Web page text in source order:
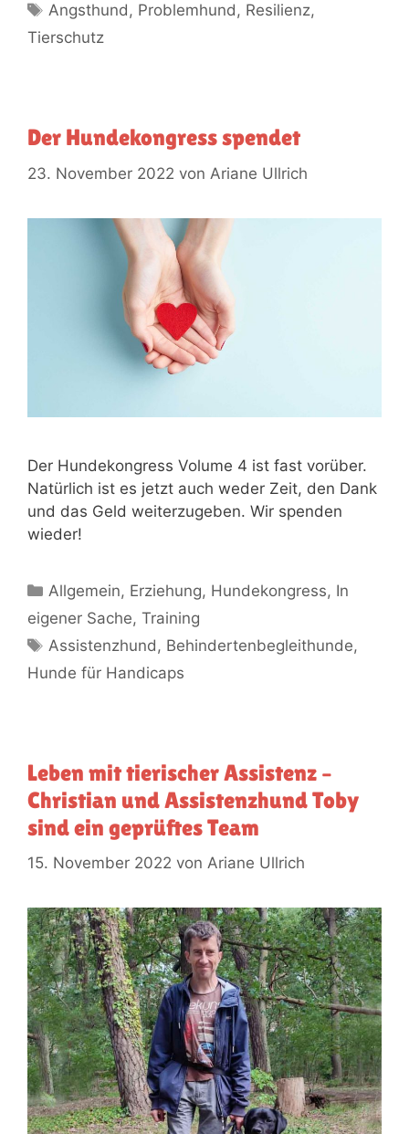
Angsthund, Problemhund, Resilienz,
Tierschutz
Der Hundekongress spendet
23. November 2022 von Ariane Ullrich
Der Hundekongress Volume 4 ist fast vorüber.
Natürlich ist es jetzt auch weder Zeit, den Dank
und das Geld weiterzugeben. Wir spenden
wieder!
Allgemein, Erziehung, Hundekongress, In
eigener Sache, Training
Assistenzhund , Behindertenbegleithunde,
Hunde für Handicaps
Leben mit tierischer Assistenz –
Christian und Assistenzhund Toby
sind ein geprüftes Team
15. November 2022 von Ariane Ullrich